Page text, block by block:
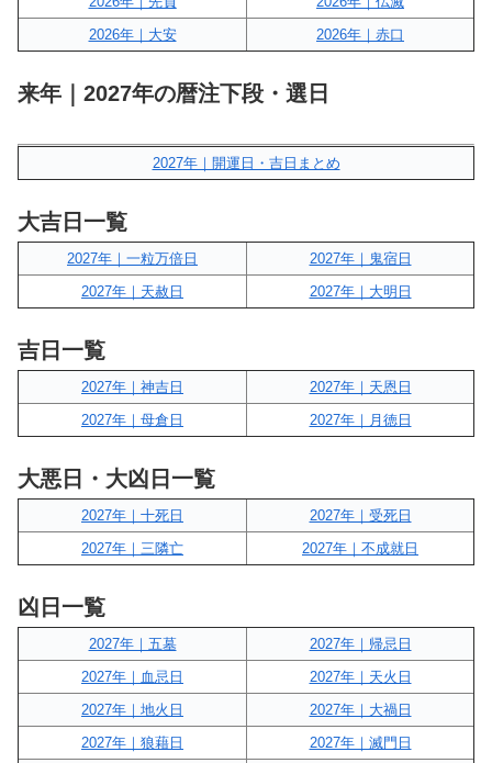
2026年｜大安
2026年｜赤口
来年｜2027年の暦注下段・選日
2027年｜開運日・吉日まとめ
大吉日一覧
2027年｜一粒万倍日
2027年｜鬼宿日
2027年｜天赦日
2027年｜大明日
吉日一覧
2027年｜神吉日
2027年｜天恩日
2027年｜母倉日
2027年｜月徳日
大悪日・大凶日一覧
2027年｜十死日
2027年｜受死日
2027年｜三隣亡
2027年｜不成就日
凶日一覧
2027年｜五墓
2027年｜帰忌日
2027年｜血忌日
2027年｜天火日
2027年｜地火日
2027年｜大禍日
2027年｜狼藉日
2027年｜滅門日